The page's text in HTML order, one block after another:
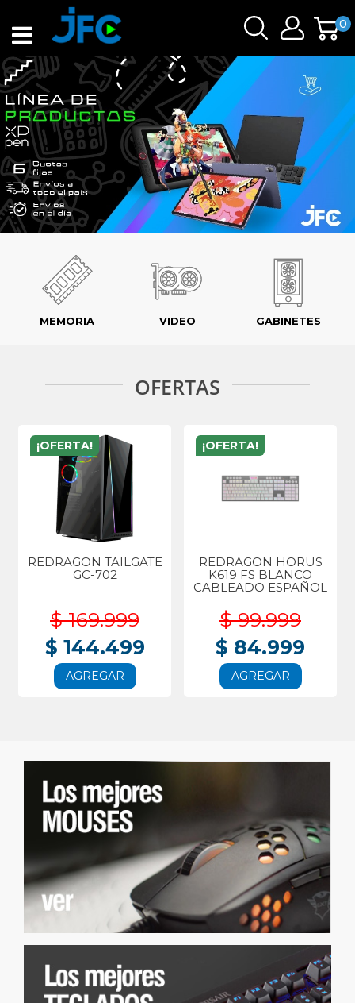
0
MEMORIA VIDEO GABINETES
OFERTAS
¡OFERTA!
REDRAGON TAILGATE
GC-702
$ 169.999
$ 144.499
AGREGAR
¡OFERTA!
REDRAGON HORUS
K619 FS BLANCO
CABLEADO ESPAÑOL
$ 99.999
$ 84.999
AGREGAR